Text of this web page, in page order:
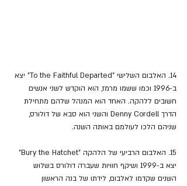
14. האלבום השלישי "To the Faithful Departed" יצא
ב-1996 וכמו ששמו מרמז, הוא הוקדש לשני אנשים
חשובים ללהקה. האחד הוא המנהל שלהם מתחילת
הדרך Denny Cordell והשני הוא סבא של דולורס,
שניהם הלכו לעולמם באותה השנה.
15. האלבום הרביעי של הלהקה "Bury the Hatchet"
יצא ב-1999 ושיקף חוויות שעברה דולורס בשלוש
השנים שקדמו לאלבום, לידתו של בנה הראשון